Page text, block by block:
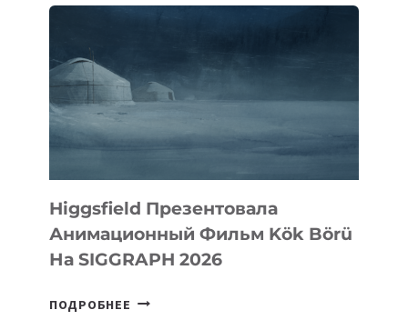
Higgsfield Презентовала
Анимационный Фильм Kök Börü
На SIGGRAPH 2026
ПОДРОБНЕЕ HIGGSFIELD